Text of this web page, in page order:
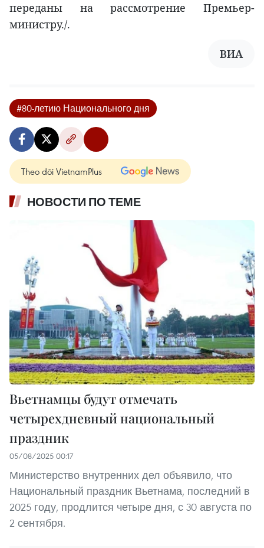
переданы на рассмотрение Премьер-
министру./.
ВИА
#80-летию Национального дня
Theo dõi VietnamPlus
НОВОСТИ ПО ТЕМЕ
Вьетнамцы будут отмечать
четырехдневный национальный
праздник
05/08/2025 00:17
Министерство внутренних дел объявило, что
Национальный праздник Вьетнама, последний в
2025 году, продлится четыре дня, с 30 августа по
2 сентября.